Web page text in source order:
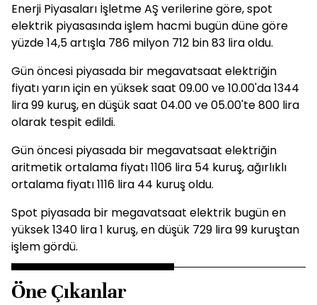
Enerji Piyasaları İşletme AŞ verilerine göre, spot
elektrik piyasasında işlem hacmi bugün düne göre
yüzde 14,5 artışla 786 milyon 712 bin 83 lira oldu.
Gün öncesi piyasada bir megavatsaat elektriğin
fiyatı yarın için en yüksek saat 09.00 ve 10.00'da 1344
lira 99 kuruş, en düşük saat 04.00 ve 05.00'te 800 lira
olarak tespit edildi.
Gün öncesi piyasada bir megavatsaat elektriğin
aritmetik ortalama fiyatı 1106 lira 54 kuruş, ağırlıklı
ortalama fiyatı 1116 lira 44 kuruş oldu.
Spot piyasada bir megavatsaat elektrik bugün en
yüksek 1340 lira 1 kuruş, en düşük 729 lira 99 kuruştan
işlem gördü.
Öne Çıkanlar